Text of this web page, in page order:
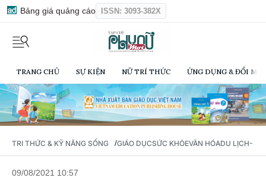
Bảng giá quảng cáo ISSN: 3093-382X
TRANG CHỦ SỰ KIỆN NỮ TRÍ THỨC ỨNG DỤNG & ĐỔI
TRI THỨC & KỸ NĂNG SỐNG /GIÁO DỤCSỨC KHỎEVĂN HÓADU LỊCH-
09/08/2021 10:57